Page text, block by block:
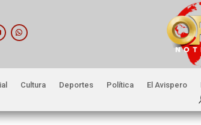
Cultura Deportes Política El Avispero